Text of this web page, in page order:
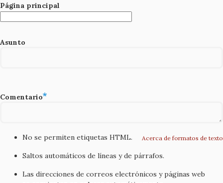
Página principal
Asunto
Comentario
Acerca de formatos de texto
No se permiten etiquetas HTML.
Saltos automáticos de líneas y de párrafos.
Las direcciones de correos electrónicos y páginas web